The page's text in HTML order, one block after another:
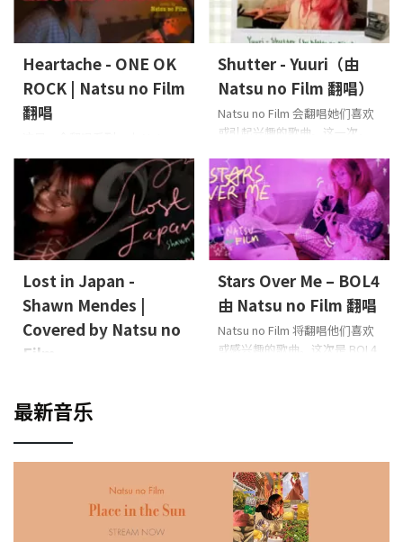
WATWING 的《Honey, You!》
人声、吉他：Leon (Natsu
Heartache - ONE OK
ROCK | Natsu no Film
翻唱
no Film 的主唱 Leon 演唱她喜
欢或最近吸引她注意的歌曲，
直接在她的卧室录制。这次她
翻唱的是 ONE OK ROCK 的
《Heartache》
Vocals,
Guitar: Leon (Natsu no Film)
Shutter - Yuuri（由
Natsu no Film 翻唱）
Natsu no Film 会翻唱她们喜欢
或引起兴趣的歌曲。这一次，
《Shutter》 的翻唱版本
主
唱、吉他： Natsu no Film
Lost in Japan -
Shawn Mendes |
Covered by Natsu no
Film
Leon 带来的翻唱系列，她演唱
自己喜爱的或近期关注的歌
Guitar: Leon (Natsu no Film)
Stars Over Me – BOL4
由 Natsu no Film 翻唱
Natsu no Film 将翻唱他们喜欢
或感兴趣的歌曲。这次是 BOL4
最新音乐